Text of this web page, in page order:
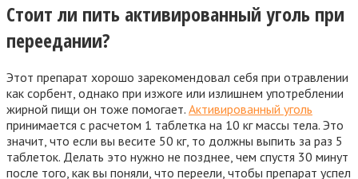
Стоит ли пить активированный уголь при
переедании?
Этот препарат хорошо зарекомендовал себя при отравлении
как сорбент, однако при изжоге или излишнем употреблении
жирной пищи он тоже помогает. Активированный уголь
принимается с расчетом 1 таблетка на 10 кг массы тела. Это
значит, что если вы весите 50 кг, то должны выпить за раз 5
таблеток. Делать это нужно не позднее, чем спустя 30 минут
после того, как вы поняли, что переели, чтобы препарат успел